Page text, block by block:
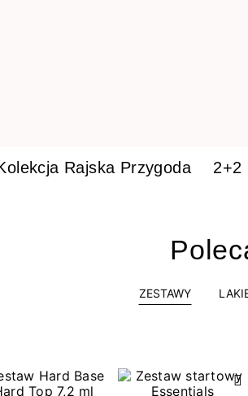
Rajska Przygoda 2+2
ZESTAWY